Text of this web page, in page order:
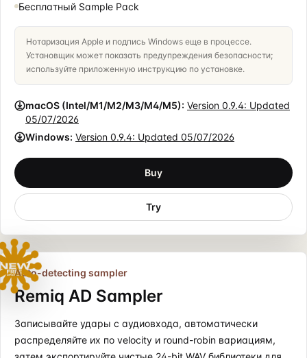
Бесплатный Sample Pack
Нотаризация Apple и подпись Windows еще в процессе.
Установщик может показать предупреждения безопасности;
используйте приложенную инструкцию по установке.
macOS (Intel/M1/M2/M3/M4/M5): Version 0.9.4: Updated
05/07/2026
Windows: Version 0.9.4: Updated 05/07/2026
Buy
Try
Auto-detecting sampler
Remiq AD Sampler
Записывайте удары с аудиовхода, автоматически
распределяйте их по velocity и round-robin вариациям,